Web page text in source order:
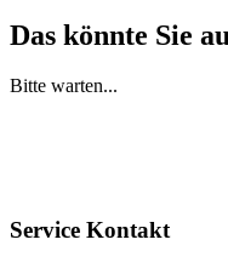
Das könnte Sie
Bitte warten...
Service Kontakt